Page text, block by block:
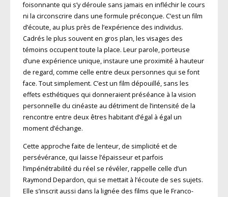
foisonnante qui s’y déroule sans jamais en infléchir le cours
ni la circonscrire dans une formule préconçue. C’est un film
d’écoute, au plus près de l’expérience des individus.
Cadrés le plus souvent en gros plan, les visages des
témoins occupent toute la place. Leur parole, porteuse
d’une expérience unique, instaure une proximité à hauteur
de regard, comme celle entre deux personnes qui se font
face. Tout simplement. C’est un film dépouillé, sans les
effets esthétiques qui donneraient préséance à la vision
personnelle du cinéaste au détriment de l’intensité de la
rencontre entre deux êtres habitant d’égal à égal un
moment d’échange.
Cette approche faite de lenteur, de simplicité et de
persévérance, qui laisse l’épaisseur et parfois
l’impénétrabilité du réel se révéler, rappelle celle d’un
Raymond Depardon, qui se mettait à l’écoute de ses sujets.
Elle s’inscrit aussi dans la lignée des films que le Franco-